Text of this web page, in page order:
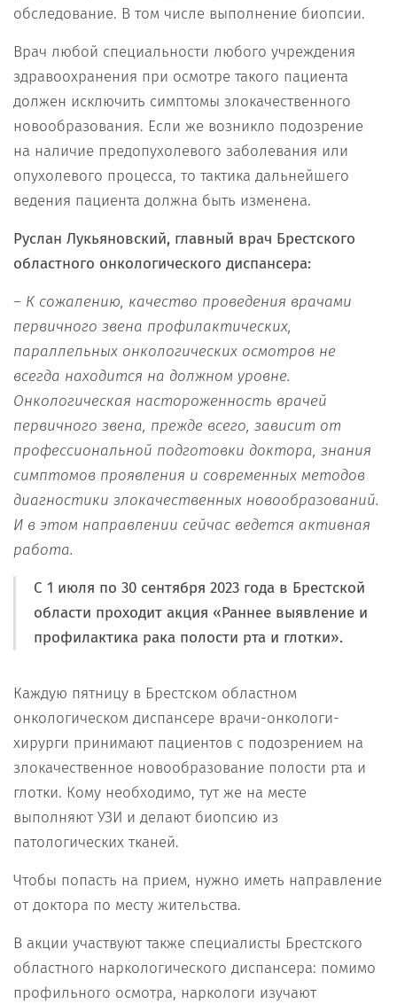
обследование. В том числе выполнение биопсии.
Врач любой специальности любого учреждения
здравоохранения при осмотре такого пациента
должен исключить симптомы злокачественного
новообразования. Если же возникло подозрение
на наличие предопухолевого заболевания или
опухолевого процесса, то тактика дальнейшего
ведения пациента должна быть изменена.
Руслан Лукьяновский, главный врач Брестского
областного онкологического диспансера:
– К сожалению, качество проведения врачами
первичного звена профилактических,
параллельных онкологических осмотров не
всегда находится на должном уровне.
Онкологическая настороженность врачей
первичного звена, прежде всего, зависит от
профессиональной подготовки доктора, знания
симптомов проявления и современных методов
диагностики злокачественных новообразований.
И в этом направлении сейчас ведется активная
работа.
С 1 июля по 30 сентября 2023 года в Брестской
области проходит акция «Раннее выявление и
профилактика рака полости рта и глотки».
Каждую пятницу в Брестском областном
онкологическом диспансере врачи-онкологи-
хирурги принимают пациентов с подозрением на
злокачественное новообразование полости рта и
глотки. Кому необходимо, тут же на месте
выполняют УЗИ и делают биопсию из
патологических тканей.
Чтобы попасть на прием, нужно иметь направление
от доктора по месту жительства.
В акции участвуют также специалисты Брестского
областного наркологического диспансера: помимо
профильного осмотра, наркологи изучают